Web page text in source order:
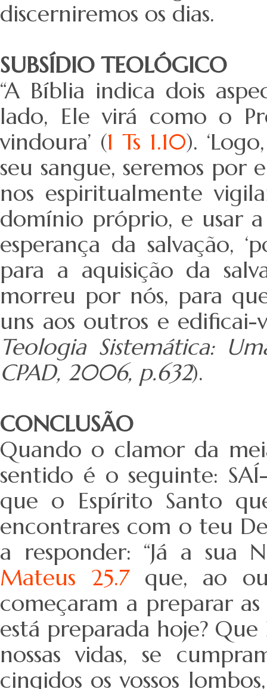
discerniremos os dias.
SUBSÍDIO TEOLÓGICO
“A Bíblia indica dois
lado, Ele virá como o
vindoura’ (1 Ts 1.10).
seu sangue, seremos por
nos espiritualmente
domínio próprio, e usar
esperança da salvação,
para a aquisição da
morreu por nós, para
uns aos outros e edificai-
Teologia Sistemática:
CPAD, 2006, p.632).
CONCLUSÃO
Quando o clamor da
sentido é o seguinte:
que o Espírito Santo
encontrares com o teu
a responder: “Já a sua
Mateus 25.7que, ao
começaram a preparar
está preparada hoje? Que
nossas vidas, se
cingidos os vossos